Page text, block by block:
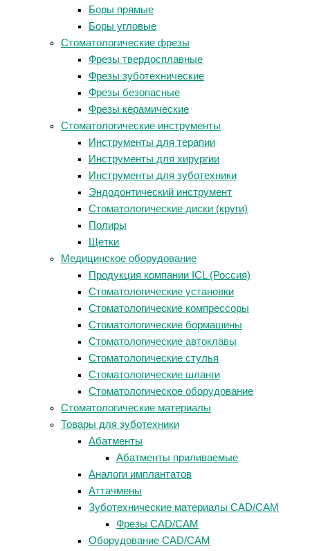
Боры прямые
Боры угловые
Стоматологические фрезы
Фрезы твердосплавные
Фрезы зуботехнические
Фрезы безопасные
Фрезы керамические
Стоматологические инструменты
Инструменты для терапии
Инструменты для хирургии
Инструменты для зуботехники
Эндодонтический инструмент
Стоматологические диски (круги)
Полиры
Щетки
Медицинское оборудование
Продукция компании ICL (Россия)
Стоматологические установки
Стоматологические компрессоры
Стоматологические бормашины
Стоматологические автоклавы
Стоматологические стулья
Стоматологические шланги
Стоматологическое оборудование
Стоматологические материалы
Товары для зуботехники
Абатменты
Абатменты приливаемые
Аналоги имплантатов
Аттачмены
Зуботехнические материалы CAD/CAM
Фрезы CAD/CAM
Оборудование CAD/CAM